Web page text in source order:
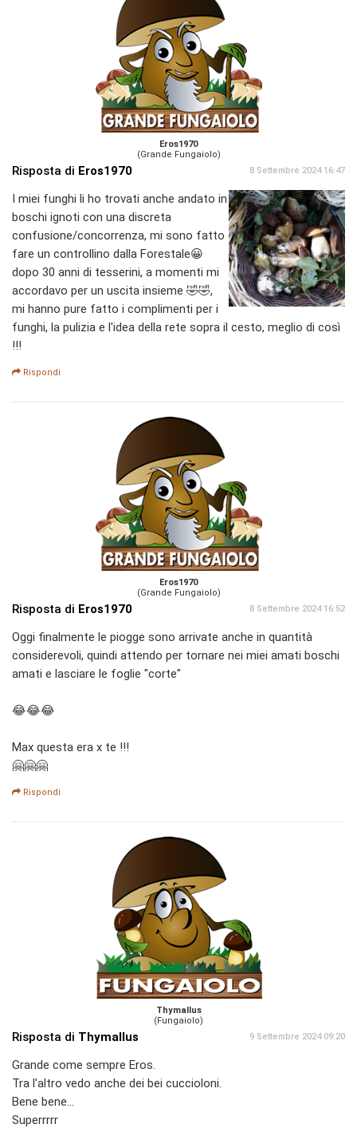
Eros1970
(Grande Fungaiolo)
Risposta di Eros1970 8 Settembre 2024 16:47
I miei funghi li ho trovati anche andato in
boschi ignoti con una discreta
confusione/concorrenza, mi sono fatto
fare un controllino dalla Forestale😀
dopo 30 anni di tesserini, a momenti mi
accordavo per un uscita insieme 🤣🤣,
mi hanno pure fatto i complimenti per i
funghi, la pulizia e l'idea della rete sopra il cesto, meglio di così
!!!
Rispondi
Eros1970
(Grande Fungaiolo)
Risposta di Eros1970 8 Settembre 2024 16:52
Oggi finalmente le piogge sono arrivate anche in quantità
considerevoli, quindi attendo per tornare nei miei amati boschi
amati e lasciare le foglie "corte"
😂😂😂
Max questa era x te !!!
🤗🤗🤗
Rispondi
Thymallus
(Fungaiolo)
Risposta di Thymallus 9 Settembre 2024 09:20
Grande come sempre Eros.
Tra l'altro vedo anche dei bei cuccioloni.
Bene bene...
Superrrrr